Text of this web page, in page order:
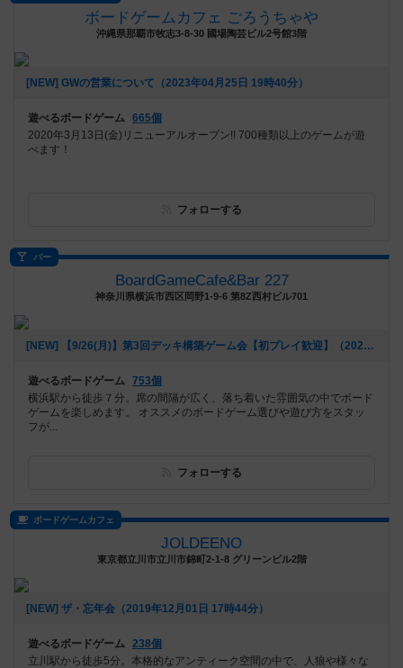
ボードゲームカフェ ごろうちゃや
沖縄県那覇市牧志3-8-30 國場陶芸ビル2号館3階
[NEW] GWの営業について（2023年04月25日 19時40分）
遊べるボードゲーム 665個
2020年3月13日(金)リニューアルオープン!! 700種類以上のゲームが遊
べます！
フォローする
バー
BoardGameCafe&Bar 227
神奈川県横浜市西区岡野1-9-6 第8Z西村ビル701
[NEW] 【9/26(月)】第3回デッキ構築ゲーム会【初プレイ歓迎】（2022年09月11日 20時39分）
遊べるボードゲーム 753個
横浜駅から徒歩７分。席の間隔が広く、落ち着いた雰囲気の中でボード
ゲームを楽しめます。 オススメのボードゲーム選びや遊び方をスタッ
フが...
フォローする
ボードゲームカフェ
JOLDEENO
東京都立川市立川市錦町2-1-8 グリーンビル2階
[NEW] ザ・忘年会（2019年12月01日 17時44分）
遊べるボードゲーム 238個
立川駅から徒歩5分。本格的なアンティーク空間の中で、人狼や様々な